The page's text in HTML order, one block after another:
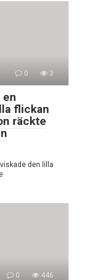
0 3
en
flickan
räckte
den lilla
0 446